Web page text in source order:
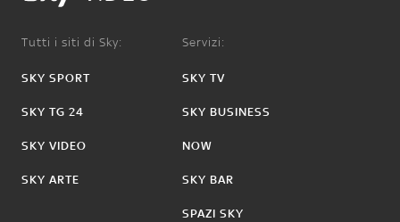
Tutti i siti di Sky:
SKY SPORT
SKY TG 24
SKY VIDEO
SKY ARTE
Servizi:
SKY TV
SKY BUSINESS
NOW
SKY BAR
SPAZI SKY